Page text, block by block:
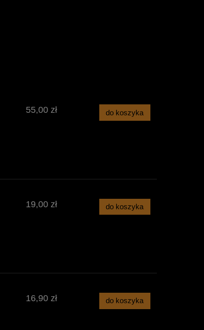
55,00 zł do koszyka
19,00 zł do koszyka
16,90 zł do koszyka